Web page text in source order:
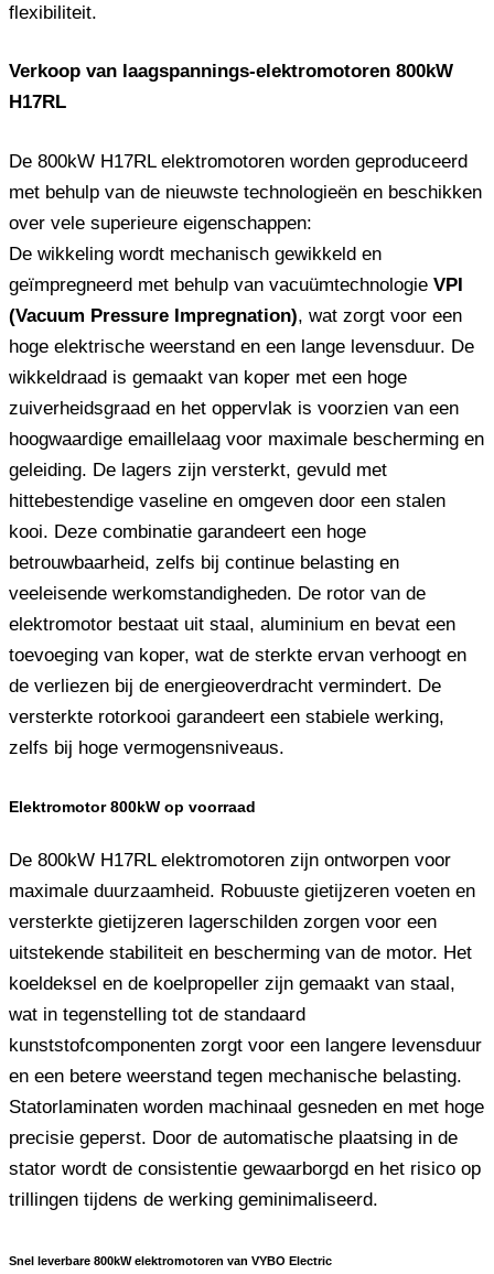
flexibiliteit.
Verkoop van laagspannings-elektromotoren 800kW
H17RL
De 800kW H17RL elektromotoren worden geproduceerd
met behulp van de nieuwste technologieën en beschikken
over vele superieure eigenschappen:
De wikkeling wordt mechanisch gewikkeld en
geïmpregneerd met behulp van vacuümtechnologie VPI
(Vacuum Pressure Impregnation), wat zorgt voor een
hoge elektrische weerstand en een lange levensduur. De
wikkeldraad is gemaakt van koper met een hoge
zuiverheidsgraad en het oppervlak is voorzien van een
hoogwaardige emaillelaag voor maximale bescherming en
geleiding. De lagers zijn versterkt, gevuld met
hittebestendige vaseline en omgeven door een stalen
kooi. Deze combinatie garandeert een hoge
betrouwbaarheid, zelfs bij continue belasting en
veeleisende werkomstandigheden. De rotor van de
elektromotor bestaat uit staal, aluminium en bevat een
toevoeging van koper, wat de sterkte ervan verhoogt en
de verliezen bij de energieoverdracht vermindert. De
versterkte rotorkooi garandeert een stabiele werking,
zelfs bij hoge vermogensniveaus.
Elektromotor 800kW op voorraad
De 800kW H17RL elektromotoren zijn ontworpen voor
maximale duurzaamheid. Robuuste gietijzeren voeten en
versterkte gietijzeren lagerschilden zorgen voor een
uitstekende stabiliteit en bescherming van de motor. Het
koeldeksel en de koelpropeller zijn gemaakt van staal,
wat in tegenstelling tot de standaard
kunststofcomponenten zorgt voor een langere levensduur
en een betere weerstand tegen mechanische belasting.
Statorlaminaten worden machinaal gesneden en met hoge
precisie geperst. Door de automatische plaatsing in de
stator wordt de consistentie gewaarborgd en het risico op
trillingen tijdens de werking geminimaliseerd.
Snel leverbare 800kW elektromotoren van VYBO Electric